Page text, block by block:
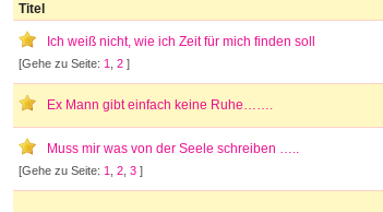
Titel
Ich weiß nicht, wie ich Zeit für mich finden soll
[Gehe zu Seite: 1 2 ]
Ex Mann gibt einfach keine Ruhe…….
Muss mir was von der Seele schreiben …..
[Gehe zu Seite: 1 2 3 ]